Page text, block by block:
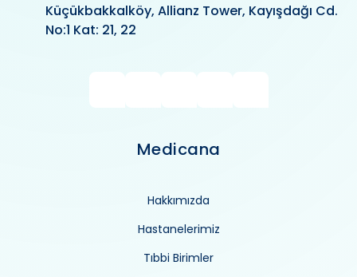
Küçükbakkalköy, Allianz Tower, Kayışdağı Cd.
No:1 Kat: 21, 22
Medicana
Hakkımızda
Hastanelerimiz
Tıbbi Birimler